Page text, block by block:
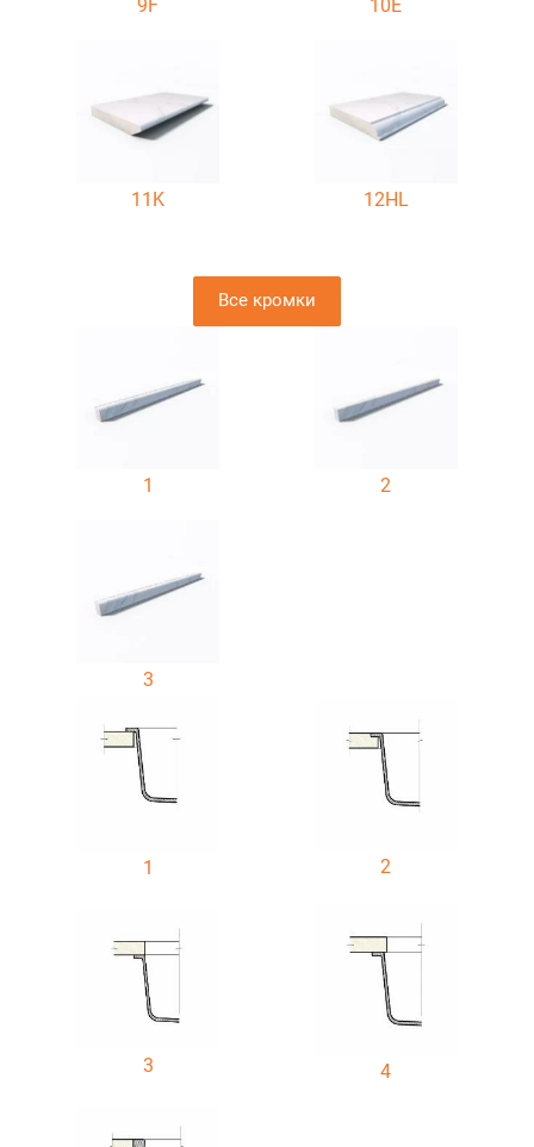
9F 10E
11K 12HL
Все кромки
1 2
3
1 2
3 4